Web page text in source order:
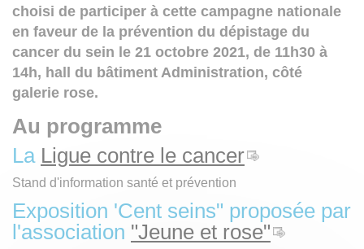
choisi de participer à cette campagne nationale
en faveur de la prévention du dépistage du
cancer du sein le 21 octobre 2021, de 11h30 à
14h, hall du bâtiment Administration, côté
galerie rose.
Au programme
La Ligue contre le cancer
Stand d'information santé et prévention
Exposition 'Cent seins" proposée par
l'association "Jeune et rose"